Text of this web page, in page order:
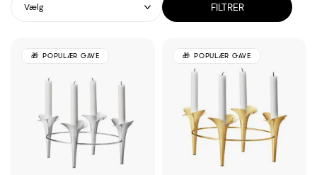
Vælg FILTRER
POPULÆR GAVE POPULÆR GAVE